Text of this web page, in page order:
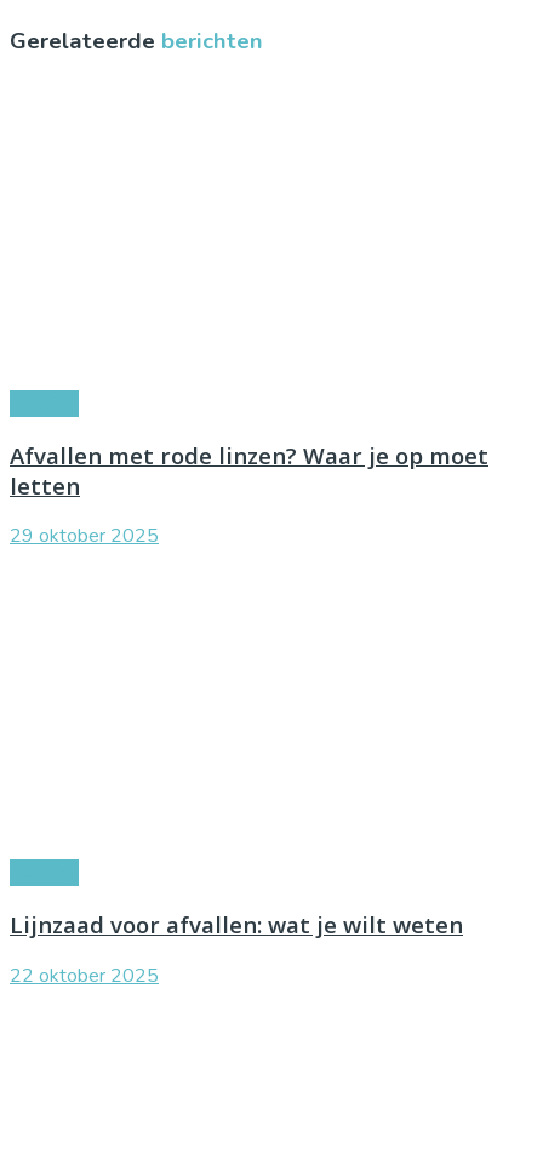
Gerelateerde berichten
Afvallen met rode linzen? Waar je op moet
letten
29 oktober 2025
Lijnzaad voor afvallen: wat je wilt weten
22 oktober 2025